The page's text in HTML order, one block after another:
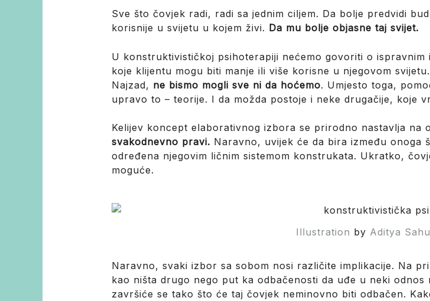
Sve što čovjek radi, radi sa jednim ciljem. Da bolje predvidi
korisnije u svijetu u kojem živi. Da mu bolje objasne taj svijet.
U konstruktivističkoj psihoterapiji nećemo govoriti o
koje klijentu mogu biti manje ili više korisne u njegovom
Najzad, ne bismo mogli sve ni da hoćemo. Umjesto toga,
upravo to – teorije. I da možda postoje i neke drugačije, koje
Kelijev koncept elaborativnog izbora se prirodno nastavlja na
svakodnevno pravi. Naravno, uvijek će da bira između onoga
određena njegovim ličnim sistemom konstrukata. Ukratko,
moguće.
Illustration by Aditya Sahu
Naravno, svaki izbor sa sobom nosi različite implikacije. Na
kao ništa drugo nego put ka odbačenosti da uđe u neki
završiće se tako što će taj čovjek neminovno biti odbačen.